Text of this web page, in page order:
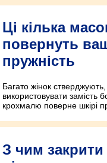
Ці кілька
повернуть
пружність
Багато жінок
використовувати замість
крохмалю поверне шкірі
З чим закрити